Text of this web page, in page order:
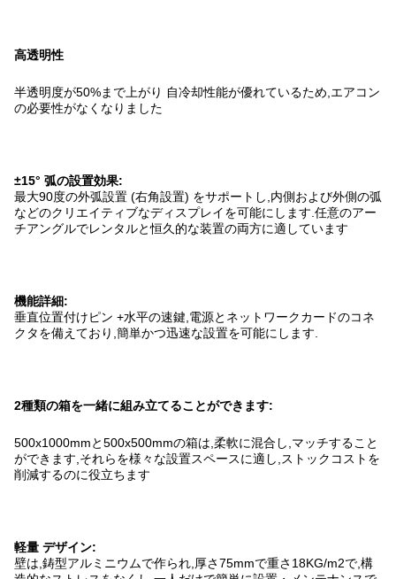
高透明性
半透明度が50%まで上がり 自冷却性能が優れているため,エアコン
の必要性がなくなりました
±15° 弧の設置効果:
最大90度の外弧設置 (右角設置) をサポートし,内側および外側の弧
などのクリエイティブなディスプレイを可能にします.任意のアー
チアングルでレンタルと恒久的な装置の両方に適しています
機能詳細:
垂直位置付けピン +水平の速鍵,電源とネットワークカードのコネ
クタを備えており,簡単かつ迅速な設置を可能にします.
2種類の箱を一緒に組み立てることができます:
500x1000mmと500x500mmの箱は,柔軟に混合し,マッチすること
ができます,それらを様々な設置スペースに適し,ストックコストを
削減するのに役立ちます
軽量 デザイン:
壁は,鋳型アルミニウムで作られ,厚さ75mmで重さ18KG/m2で,構